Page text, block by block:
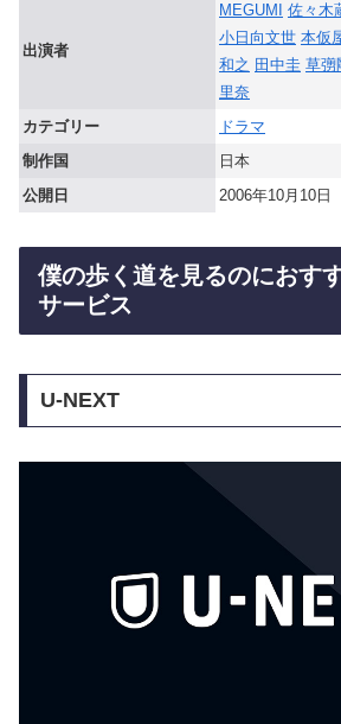
出演者
MEGUMI 佐々木
小日向文世 本仮
和之 田中圭 草彅
里奈
カテゴリー
ドラマ
制作国
日本
公開日
2006年10月10日
僕の歩く道を見るのにおす
サービス
U-NEXT